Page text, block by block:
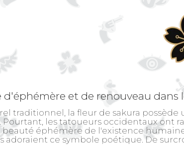
d'éphémère et de renouveau dans
traditionnel, la fleur de sakura
Pourtant, les tatoueurs occidentaux ont
beauté éphémère de l'existence
adoraient ce symbole poétique. De